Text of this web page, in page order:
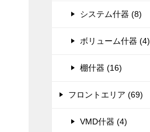
システム什器 (8)
ボリューム什器 (4)
棚什器 (16)
フロントエリア (69)
VMD什器 (4)